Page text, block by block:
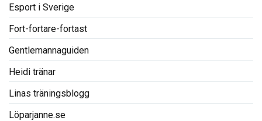
Esport i Sverige
Fort-fortare-fortast
Gentlemannaguiden
Heidi tränar
Linas träningsblogg
Löparjanne.se